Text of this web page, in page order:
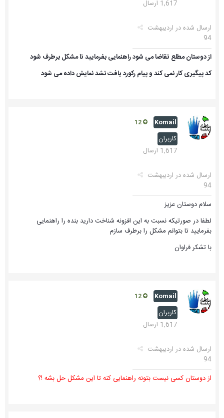
1,617 ارسال
ارسال شده در اردیبهشت
94
از دوستان مطلع تقاضا می شود راهنمایی بفرمایید تا مشکل برطرف شود
کد پیگیری کار نمی کند و پیام رکورد یافت نشد نمایش داده می شود
Komail
کاربران
1,617 ارسال
ارسال شده در اردیبهشت
94
سلام دوستان عزیز
لطفا در صورتیکه نسبت به این افزونه شناخت دارید بنده را راهنمایی
بفرمایید تا بتوانم مشکل را برطرف سازم
با تشکر فراوان
Komail
کاربران
1,617 ارسال
ارسال شده در اردیبهشت
94
از دوستان کسی نیست بتونه راهنمایی کنه تا این مشکل حل بشه !؟